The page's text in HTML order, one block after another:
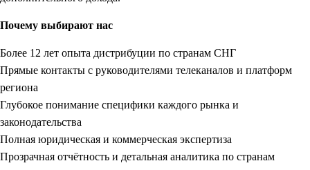
Почему выбирают нас
Более 12 лет опыта дистрибуции по странам СНГ
Прямые контакты с руководителями телеканалов и платформ
региона
Глубокое понимание специфики каждого рынка и
законодательства
Полная юридическая и коммерческая экспертиза
Прозрачная отчётность и детальная аналитика по странам